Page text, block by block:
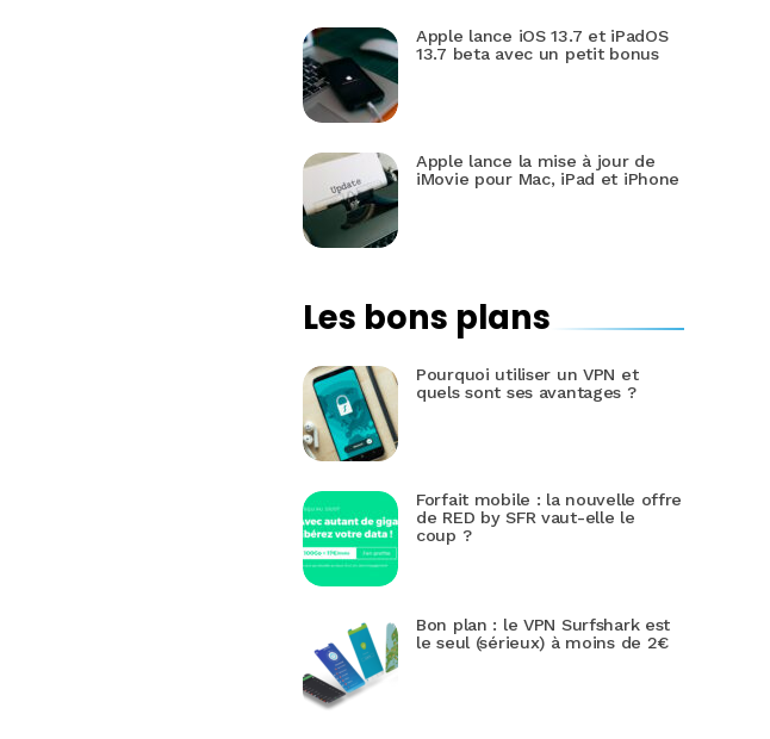
Apple lance iOS 13.7 et iPadOS
13.7 beta avec un petit bonus
Apple lance la mise à jour de
iMovie pour Mac, iPad et iPhone
Les bons plans
Pourquoi utiliser un VPN et
quels sont ses avantages ?
Forfait mobile : la nouvelle offre
de RED by SFR vaut-elle le
coup ?
Bon plan : le VPN Surfshark est
le seul (sérieux) à moins de 2€